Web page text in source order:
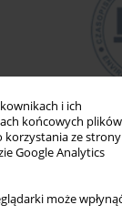
i ich
końcowych plików
korzystania ze strony
Google Analytics
może
Newsletter